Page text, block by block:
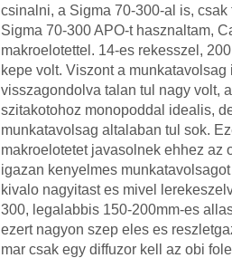
csinalni, a Sigma 70-300-al is,
Sigma 70-300 APO-t hasznaltam,
makroelotettel. 14-es rekesszel,
kepe volt. Viszont a munkatavolsag
visszagondolva talan tul nagy volt,
szitakotohoz monopoddal idealis,
munkatavolsag altalaban tul sok.
makroelotetet javasolnek ehhez az
igazan kenyelmes
kivalo nagyitast es mivel
300, legalabbis 150-200mm-es
ezert nagyon szep eles es
mar csak egy diffuzor kell az obi